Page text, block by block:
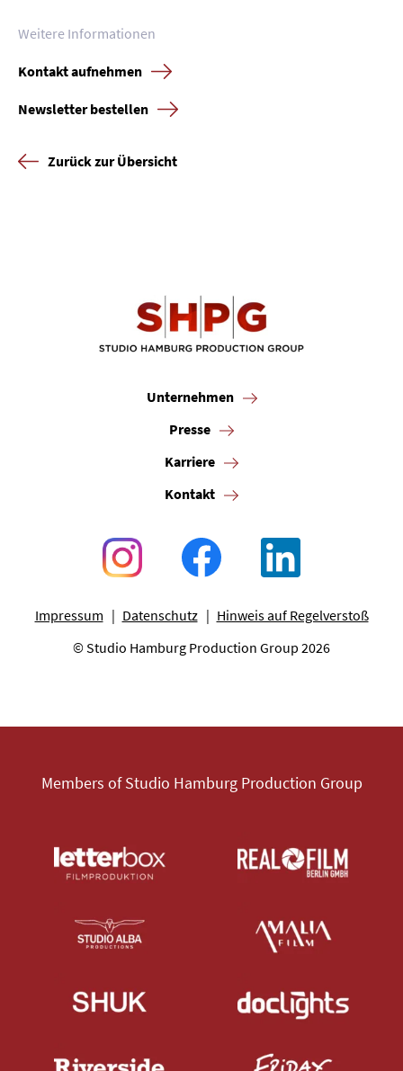
Weitere Informationen
Kontakt aufnehmen
Newsletter bestellen
Zurück zur Übersicht
Unternehmen
Presse
Karriere
Kontakt
Impressum Datenschutz
Hinweis auf Regelverstoß
© Studio Hamburg Production Group 2026
Members of Studio Hamburg Production Group